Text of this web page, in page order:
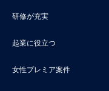
研修が充実
起業に役立つ
女性プレミア案件